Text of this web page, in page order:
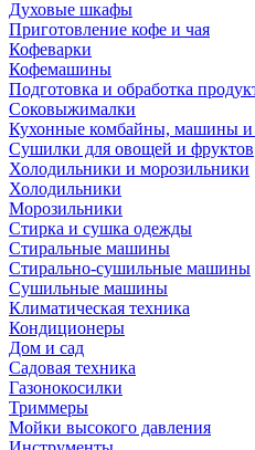
Духовые шкафы
Приготовление кофе и чая
Кофеварки
Кофемашины
Подготовка и обработка
Соковыжималки
Кухонные комбайны, машины и
Сушилки для овощей и фруктов
Холодильники и морозильники
Холодильники
Морозильники
Стирка и сушка одежды
Стиральные машины
Стирально-сушильные машины
Сушильные машины
Климатическая техника
Кондиционеры
Дом и сад
Садовая техника
Газонокосилки
Триммеры
Мойки высокого давления